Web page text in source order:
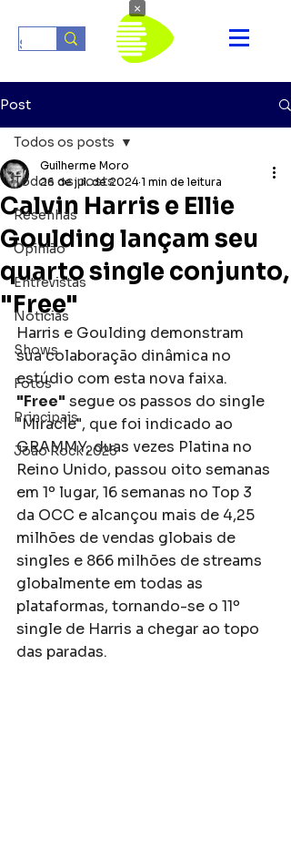
Post
Todos os posts
Resenhas
Opinião
Entrevistas
Notícias
Shows
Fotos
Principais
João Rock 2025
Todos os posts
Calvin Harris e Ellie
Goulding lançam seu
quarto single conjunto,
"Free"
Guilherme Moro
26 de jul. de 2024 1 min de leitura
Harris e Goulding demonstram
sua colaboração dinâmica no
estúdio com esta nova faixa.
"Free" segue os passos do single
"Miracle", que foi indicado ao
GRAMMY, duas vezes Platina no
Reino Unido, passou oito semanas
em 1º lugar, 16 semanas no Top 3
da OCC e alcançou mais de 4,25
milhões de vendas globais de
singles e 866 milhões de streams
globalmente em todas as
plataformas, tornando-se o 11º
single de Harris a chegar ao topo
das paradas.
×